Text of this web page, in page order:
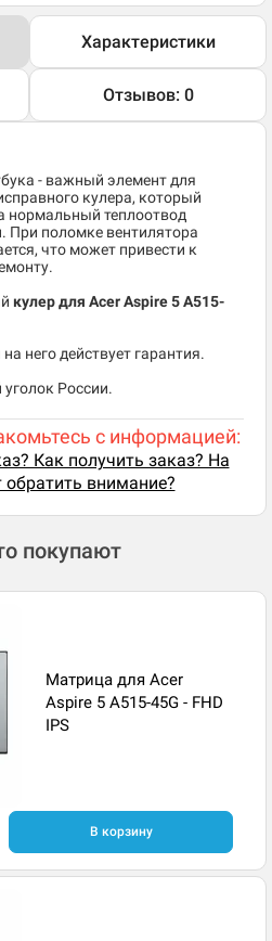
Характеристики
Отзывов: 0
- важный элемент для
кулера, который
нормальный теплоотвод
При поломке вентилятора
что может привести к
кулер для Acer Aspire 5 A515-
него действует гарантия.
России.
с информацией:
Как получить заказ? На
обратить внимание?
покупают
Матрица для Acer
Aspire 5 A515-45G - FHD
IPS
В корзину